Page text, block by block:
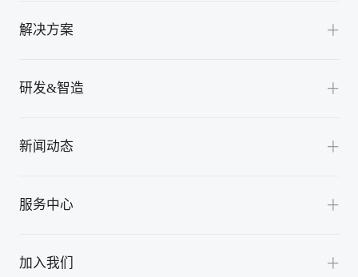
联系我们
交流桩
换电站充放电机
光储产品
解决方案
全液冷超充解决方案
光储充检解决方案
公共充电解决方案
公交充电解决方案
研发&智造
卓越研发
新闻动态
公司新闻
应用案例
服务中心
服务支持
加入我们